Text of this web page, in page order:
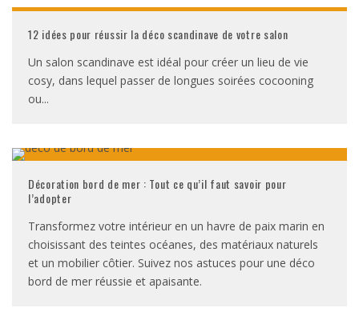
12 idées pour réussir la déco scandinave de votre salon
Un salon scandinave est idéal pour créer un lieu de vie
cosy, dans lequel passer de longues soirées cocooning
ou...
Décoration bord de mer : Tout ce qu’il faut savoir pour
l’adopter
Transformez votre intérieur en un havre de paix marin en
choisissant des teintes océanes, des matériaux naturels
et un mobilier côtier. Suivez nos astuces pour une déco
bord de mer réussie et apaisante.